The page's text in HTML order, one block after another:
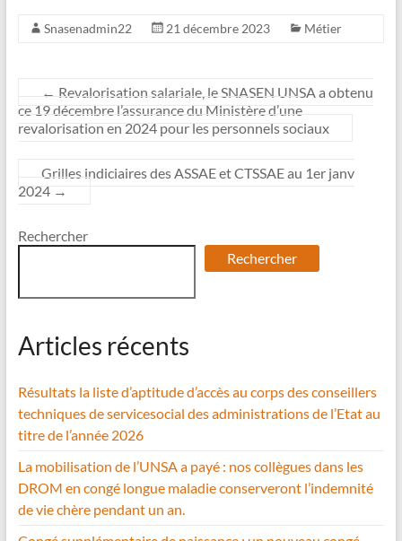
Snasenadmin22 21 décembre 2023 Métier
← Revalorisation salariale, le SNASEN UNSA a obtenu
ce 19 décembre l’assurance du Ministère d’une
revalorisation en 2024 pour les personnels sociaux
Grilles indiciaires des ASSAE et CTSSAE au 1er janv
2024 →
Rechercher
Rechercher
Articles récents
Résultats la liste d’aptitude d’accès au corps des conseillers
techniques de servicesocial des administrations de l’Etat au
titre de l’année 2026
La mobilisation de l’UNSA a payé : nos collègues dans les
DROM en congé longue maladie conserveront l’indemnité
de vie chère pendant un an.